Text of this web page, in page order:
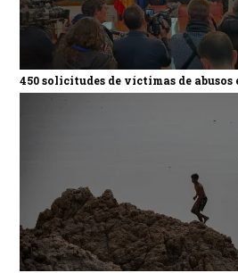
450 solicitudes de víctimas de abusos